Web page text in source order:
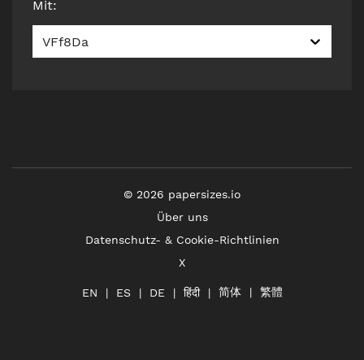
Mit:
VFf8Da
© 2026 papersizes.io
Über uns
Datenschutz- & Cookie-Richtlinien
X
EN ES DE हिंदी 简体 繁體